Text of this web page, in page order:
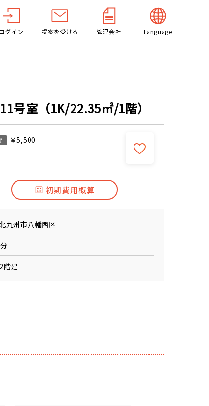
ログイン 提案を受ける 管理会社 Language
号室（1K/22.35㎡/1階）
￥5,500
初期費用概算
九州市八幡西区
階建